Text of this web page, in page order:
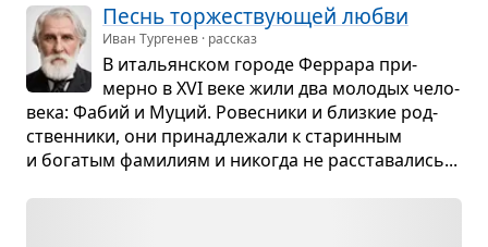
Песнь тор­же­ству­ю­щей любви
Иван Тургенев · рассказ
В ита­льян­ском городе Фер­рара при­
мерно в XVI веке жили два моло­дых чело­
века: Фабий и Муций. Ровес­ники и близ­кие род­
ствен­ники, они при­над­ле­жали к ста­рин­ным
и бога­тым фами­лиям и нико­гда не рас­ста­ва­лись...